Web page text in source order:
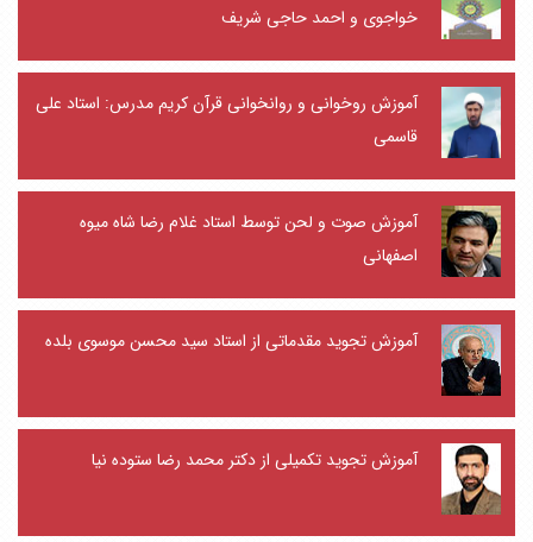
خواجوی و احمد حاجی شریف
آموزش روخوانی و روانخوانی قرآن کریم مدرس: استاد علی
قاسمی
آموزش صوت و لحن توسط استاد غلام رضا شاه میوه
اصفهانی
آموزش تجوید مقدماتی از استاد سید محسن موسوی بلده
آموزش تجوید تکمیلی از دکتر محمد رضا ستوده نیا